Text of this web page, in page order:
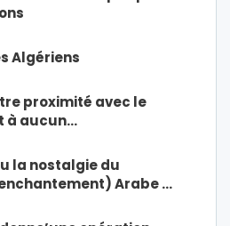
Algériens
proximité avec le
à aucun…
la nostalgie du
Arabe …